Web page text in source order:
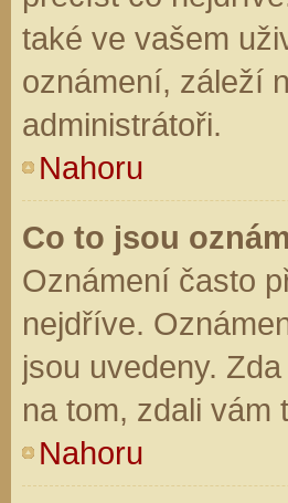
také ve vašem
oznámení, záleží
administrátoři.
Nahoru
Co to jsou
Oznámení často
nejdříve.
jsou uvedeny.
na tom, zdali vám
Nahoru